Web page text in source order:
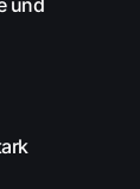
und